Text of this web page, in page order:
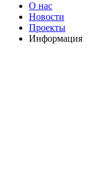
О нас
Новости
Проекты
Информация